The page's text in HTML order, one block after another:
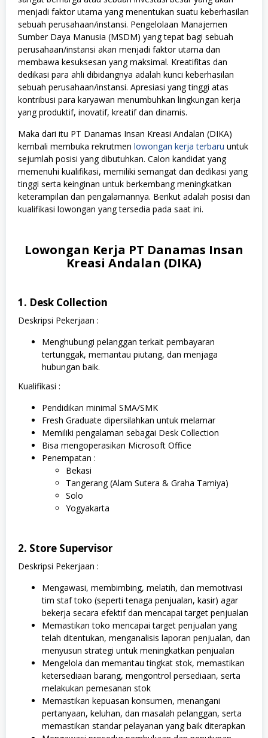
menjadi faktor utama yang menentukan suatu keberhasilan
sebuah perusahaan/instansi. Pengelolaan Manajemen
Sumber Daya Manusia (MSDM) yang tepat bagi sebuah
perusahaan/instansi akan menjadi faktor utama dan
membawa kesuksesan yang maksimal. Kreatifitas dan
dedikasi para ahli dibidangnya adalah kunci keberhasilan
sebuah perusahaan/instansi. Apresiasi yang tinggi atas
kontribusi para karyawan menumbuhkan lingkungan kerja
yang produktif, inovatif, kreatif dan dinamis.
Maka dari itu PT Danamas Insan Kreasi Andalan (DIKA)
kembali membuka rekrutmen lowongan kerja terbaru untuk
sejumlah posisi yang dibutuhkan. Calon kandidat yang
memenuhi kualifikasi, memiliki semangat dan dedikasi yang
tinggi serta keinginan untuk berkembang meningkatkan
keterampilan dan pengalamannya. Berikut adalah posisi dan
kualifikasi lowongan yang tersedia pada saat ini.
Lowongan Kerja PT Danamas Insan
Kreasi Andalan (DIKA)
1. Desk Collection
Deskripsi Pekerjaan :
Menghubungi pelanggan terkait pembayaran
tertunggak, memantau piutang, dan menjaga
hubungan baik.
Kualifikasi :
Pendidikan minimal SMA/SMK
Fresh Graduate dipersilahkan untuk melamar
Memiliki pengalaman sebagai Desk Collection
Bisa mengoperasikan Microsoft Office
Penempatan :
Bekasi
Tangerang (Alam Sutera & Graha Tamiya)
Solo
Yogyakarta
2. Store Supervisor
Deskripsi Pekerjaan :
Mengawasi, membimbing, melatih, dan memotivasi
tim staf toko (seperti tenaga penjualan, kasir) agar
bekerja secara efektif dan mencapai target penjualan
Memastikan toko mencapai target penjualan yang
telah ditentukan, menganalisis laporan penjualan, dan
menyusun strategi untuk meningkatkan penjualan
Mengelola dan memantau tingkat stok, memastikan
ketersediaan barang, mengontrol persediaan, serta
melakukan pemesanan stok
Memastikan kepuasan konsumen, menangani
pertanyaan, keluhan, dan masalah pelanggan, serta
memastikan standar pelayanan yang baik diterapkan